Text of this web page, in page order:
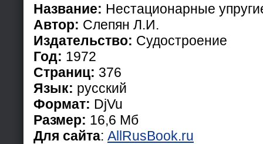
Название: Нестационарные
Автор: Слепян Л.И.
Издательство: Судостроение
Год: 1972
Страниц: 376
Язык: русский
Формат: DjVu
Размер: 16,6 Мб
Для сайта: AllRusBook.ru